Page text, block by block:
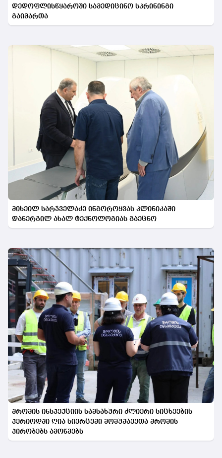
დედოფლისწყაროში სამედიცინო სკრინინგი
გაიმართა
მიხეილ სარჯველაძე ინგოროყვას კლინიკაში
დანერგილ ახალ ტექნოლოგიას გაეცნო
შრომის ინსპექციის სამსახური ძლიერი სიცხეების
პერიოდში ღია სივრცეში მომუშავეთა შრომის
პირობებს ამოწმებს